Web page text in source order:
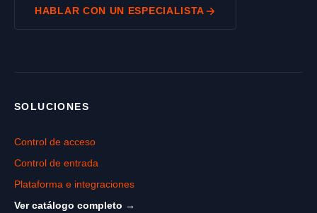
HABLAR CON UN ESPECIALISTA
SOLUCIONES
Control de acceso
Control de entrada
Plataforma e integraciones
Ver catálogo completo →